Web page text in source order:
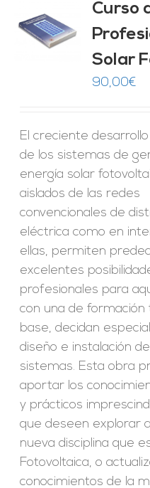
Curso
Solar
90,00€
El creciente
de los sistemas de
energía solar
aislados de las redes
convencionales de
eléctrica como en
ellas, permiten
excelentes
profesionales para
con una de formación
base, decidan
diseño e instalación
sistemas. Esta obra
aportar los
y prácticos
que deseen explorar
nueva disciplina que
Fotovoltaica, o
conocimientos de la